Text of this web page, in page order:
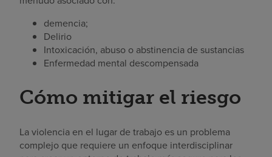
demencia;
Delirio
Intoxicación, abuso o abstinencia de sustancias
Enfermedad mental descompensada
Cómo mitigar el riesgo
La violencia en el lugar de trabajo es un problema
complejo que requiere un enfoque interdisciplinar